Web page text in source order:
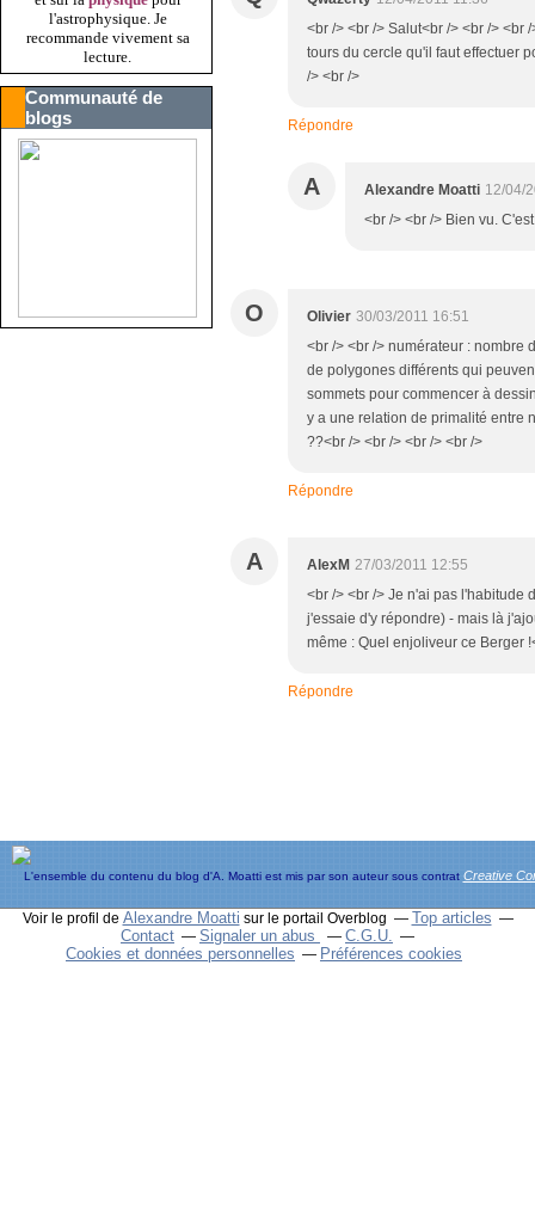
l'astrophysique. Je
recommande vivement sa
lecture.
Communauté de
blogs
<br /> <br /> Salut<br /> <br />
tours du cercle qu'il faut effectuer
/> <br />
Répondre
A Alexandre Moatti 12/04/
<br /> <br /> Bien vu.
O Olivier 30/03/2011 16:51
<br /> <br /> numérateur : nombre
de polygones différents qui
sommets pour commencer à
y a une relation de primalité entre
??<br /> <br /> <br /> <br />
Répondre
A AlexM 27/03/2011 12:55
<br /> <br /> Je n'ai pas l'habitude
j'essaie d'y répondre) - mais là
même : Quel enjoliveur ce Berger
Répondre
L'ensemble du contenu du blog d'A. Moatti est mis par son auteur sous contrat Creative
Voir le profil de Alexandre Moatti sur le portail Overblog
Top articles
Contact
Signaler un abus
C.G.U.
Cookies et données personnelles
Préférences cookies